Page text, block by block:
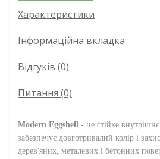
Характеристики
Інформаційна вкладка
Відгуків (0)
Питання (0)
Modern Eggshell - це стійке
забезпечує довготривалий колір і
дерев'яних, металевих і бетонних